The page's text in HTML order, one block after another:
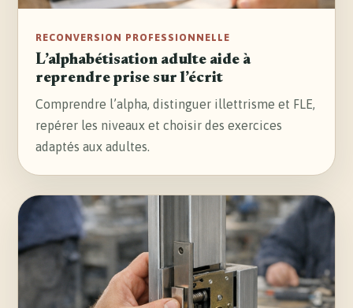
RECONVERSION PROFESSIONNELLE
L’alphabétisation adulte aide à
reprendre prise sur l’écrit
Comprendre l’alpha, distinguer illettrisme et FLE,
repérer les niveaux et choisir des exercices
adaptés aux adultes.